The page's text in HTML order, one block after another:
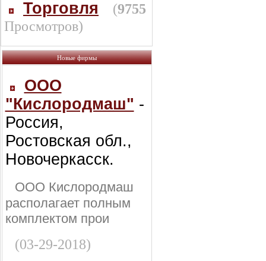
Торговля (9755
Просмотров)
Новые фирмы
ООО
"Кислородмаш" -
Россия,
Ростовская обл.,
Новочеркасск.
ООО Кислородмаш
располагает полным
комплектом прои
(03-29-2018)